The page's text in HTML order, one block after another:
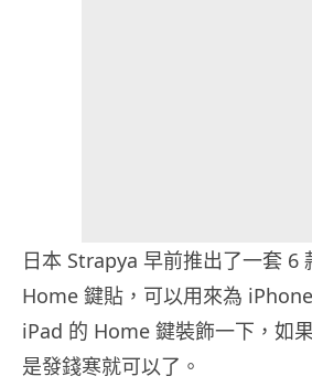
日本 Strapya 早前推出了一套 6
Home 鍵貼，可以用來為
iPad 的 Home 鍵裝飾一下，如
是發錢寒就可以了。